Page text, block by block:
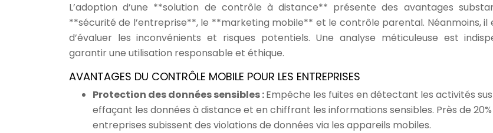
L’adoption d’une **solution de contrôle à distance** présente des avantages
**sécurité de l’entreprise**, le **marketing mobile** et le contrôle parental. Néanmoins, il
d’évaluer les inconvénients et risques potentiels. Une analyse méticuleuse est
garantir une utilisation responsable et éthique.
AVANTAGES DU CONTRÔLE MOBILE POUR LES ENTREPRISES
Protection des données sensibles :Empêche les fuites en détectant les activités
effaçant les données à distance et en chiffrant les informations sensibles. Près de
entreprises subissent des violations de données via les appareils mobiles.